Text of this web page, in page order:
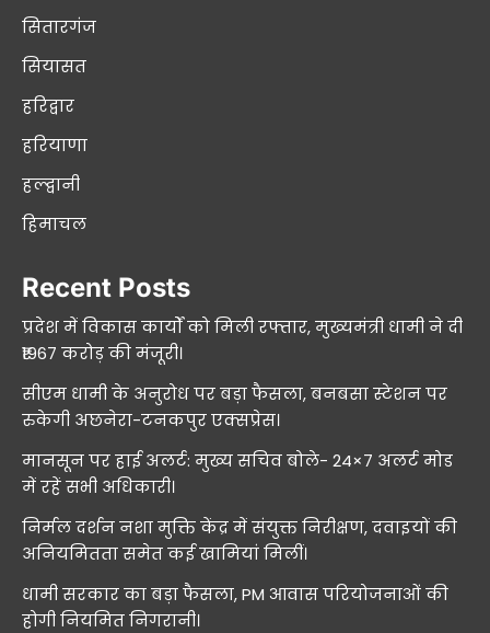
सितारगंज
सियासत
हरिद्वार
हरियाणा
हल्द्वानी
हिमाचल
Recent Posts
प्रदेश में विकास कार्यों को मिली रफ्तार, मुख्यमंत्री धामी ने दी
₹1967 करोड़ की मंजूरी।
सीएम धामी के अनुरोध पर बड़ा फैसला, बनबसा स्टेशन पर
रुकेगी अछनेरा-टनकपुर एक्सप्रेस।
मानसून पर हाई अलर्ट: मुख्य सचिव बोले- 24×7 अलर्ट मोड
में रहें सभी अधिकारी।
निर्मल दर्शन नशा मुक्ति केंद्र में संयुक्त निरीक्षण, दवाइयों की
अनियमितता समेत कई खामियां मिलीं।
धामी सरकार का बड़ा फैसला, PM आवास परियोजनाओं की
होगी नियमित निगरानी।